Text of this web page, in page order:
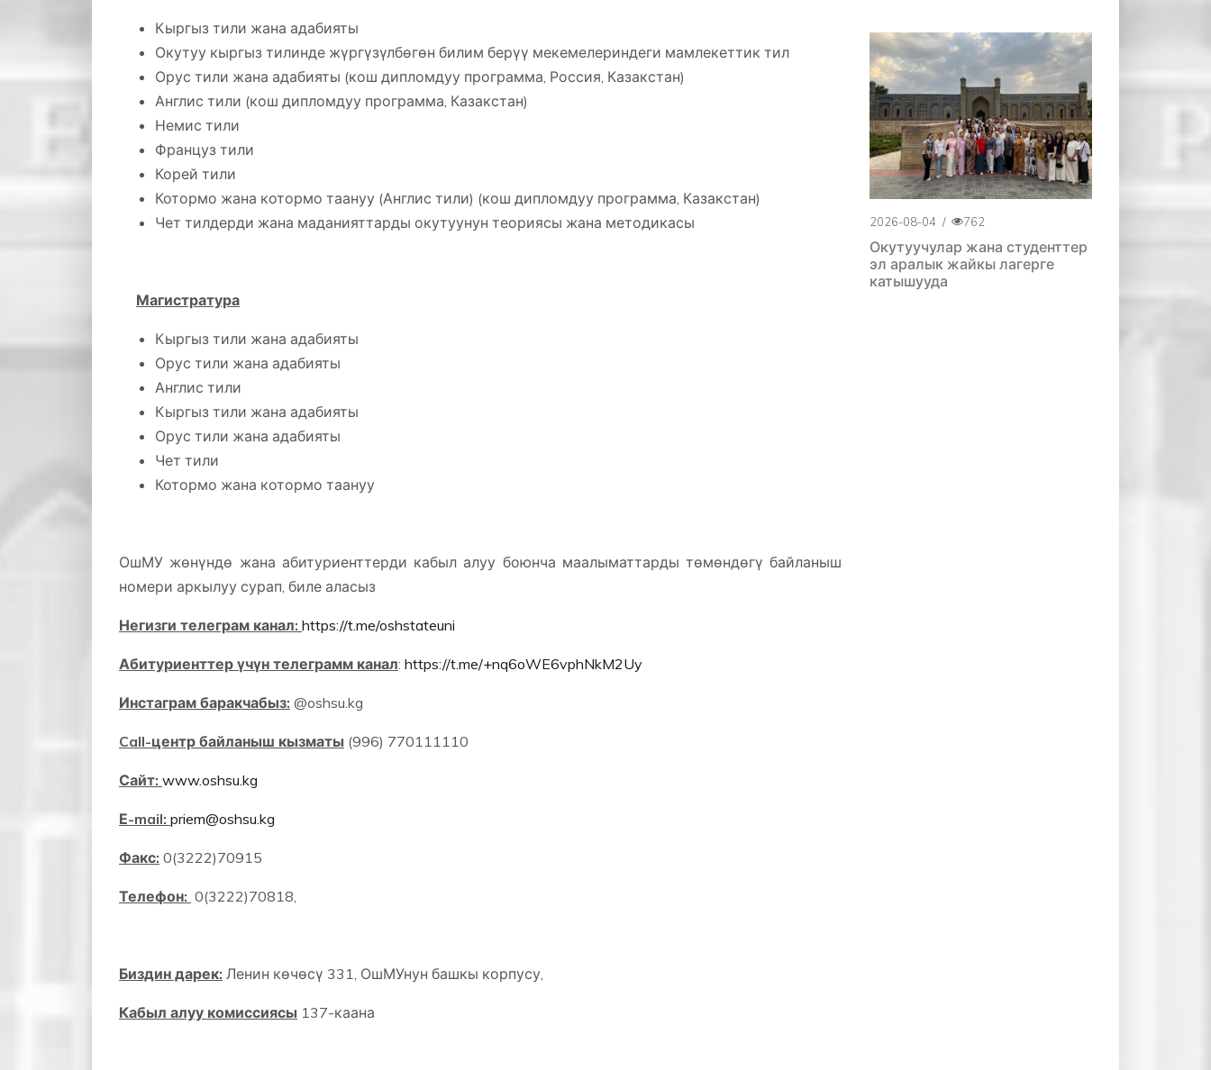
Кыргыз тили жана адабияты
Окутуу кыргыз тилинде жүргүзүлбөгөн билим берүү мекемелериндеги мамлекеттик тил
Орус тили жана адабияты (кош дипломдуу программа, Россия, Казакстан)
Англис тили (кош дипломдуу программа, Казакстан)
Немис тили
Француз тили
Корей тили
Котормо жана котормо таануу (Англис тили) (кош дипломдуу программа, Казакстан)
Чет тилдерди жана маданияттарды окутуунун теориясы жана методикасы
Магистратура
Кыргыз тили жана адабияты
Орус тили жана адабияты
Англис тили
Кыргыз тили жана адабияты
Орус тили жана адабияты
Чет тили
Котормо жана котормо таануу
ОшМУ жөнүндө жана абитуриенттерди кабыл алуу боюнча маалыматтарды төмөндөгү байланыш
номери аркылуу сурап, биле аласыз
Негизги телеграм канал: https://t.me/oshstateuni
Абитуриенттер үчүн телеграмм канал: https://t.me/+nq6oWE6vphNkM2Uy
Инстаграм баракчабыз: @oshsu.kg
Call-центр байланыш кызматы (996) 770111110
Сайт: www.oshsu.kg
Е-mail: priem@oshsu.kg
Факс: 0(3222)70915
Телефон: 0(3222)70818,
Биздин дарек: Ленин көчөсү 331, ОшМУнун башкы корпусу,
Кабыл алуу комиссиясы 137-каана
2026-08-04 / 762
Окутуучулар жана студенттер
эл аралык жайкы лагерге
катышууда